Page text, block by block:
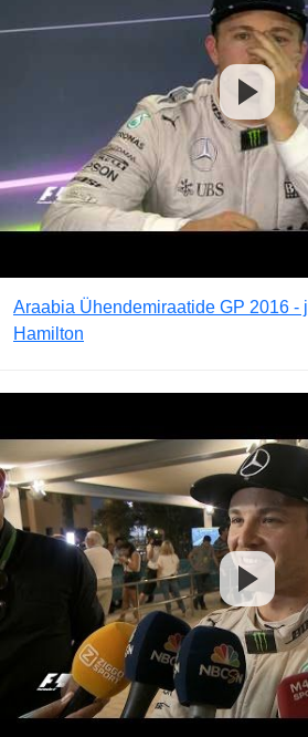
Araabia Ühendemiraatide GP 2016 -
Hamilton